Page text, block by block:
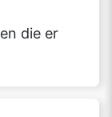
die er